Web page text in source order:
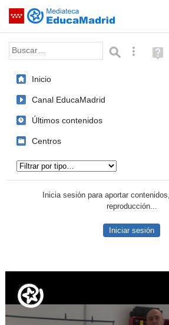
Saltar navegación
Palabra o frase: BúsquedaAyuda
(en
Inicio
Canal EducaMadrid
Últimos contenidos
Centros
Inicia sesión para aportar
reproducción...
Iniciar sesión